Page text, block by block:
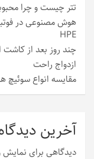
تتر چیست و چرا
هوش مصنوعی در
HPE
چند روز بعد از کاشت
ازدواج راحت
مقایسه انواع سوئیچ
آخرین
دیدگاهی برای نمایش